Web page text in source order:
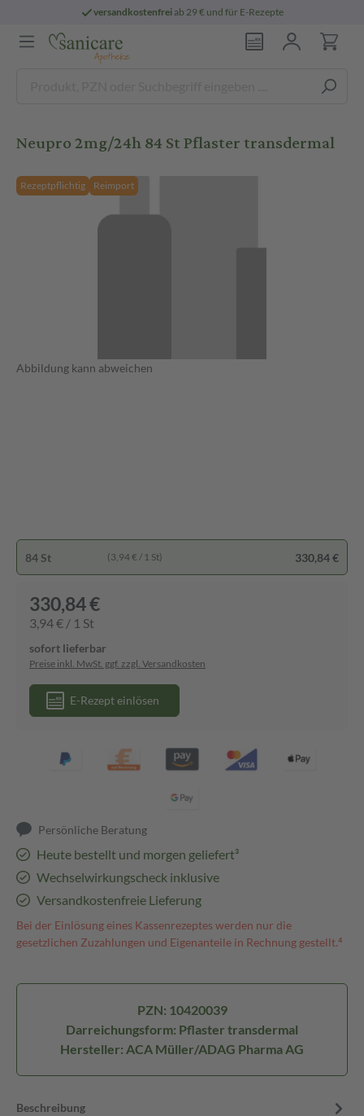
versandkostenfreiab 29 € und für E-Rezepte
Neupro 2mg/24h 84 St Pflaster transdermal
Rezeptpflichtig Reimport
Abbildung kann abweichen
84 St (3,94 € / 1 St) 330,84 €
330,84 €
3,94 € / 1 St
sofort lieferbar
Preise inkl. MwSt. ggf. zzgl. Versandkosten
E-Rezept einlösen
Persönliche Beratung
Heute bestellt und morgen geliefert³
Wechselwirkungscheck inklusive
Versandkostenfreie Lieferung
Bei der Einlösung eines Kassenrezeptes werden nur die
gesetzlichen Zuzahlungen und Eigenanteile in Rechnung gestellt.⁴
PZN: 10420039
Darreichungsform: Pflaster transdermal
Hersteller: ACA Müller/ADAG Pharma AG
Beschreibung